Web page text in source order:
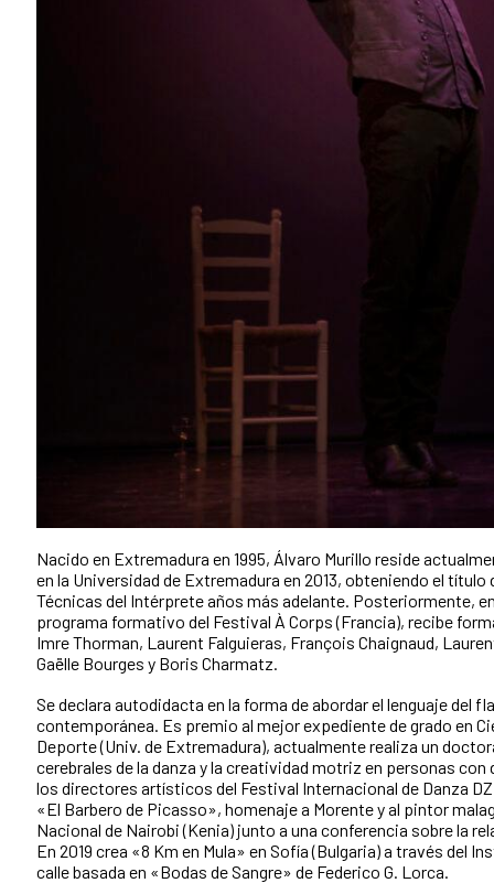
Nacido en Extremadura en 1995, Álvaro Murillo reside
en la Universidad de Extremadura en 2013, obteniendo el título
Técnicas del Intérprete años más adelante. Posteriormente,
programa formativo del Festival À Corps (Francia), recibe
Imre Thorman, Laurent Falguieras, François Chaignaud,
Gaëlle Bourges y Boris Charmatz.
Se declara autodidacta en la forma de abordar el lenguaje del
contemporánea. Es premio al mejor expediente de grado en
Deporte (Univ. de Extremadura), actualmente realiza un
cerebrales de la danza y la creatividad motriz en personas
los directores artísticos del Festival Internacional de Danza
«El Barbero de Picasso», homenaje a Morente y al pintor
Nacional de Nairobi (Kenia) junto a una conferencia sobre la
En 2019 crea «8 Km en Mula» en Sofía (Bulgaria) a través del
calle basada en «Bodas de Sangre» de Federico G. Lorca.